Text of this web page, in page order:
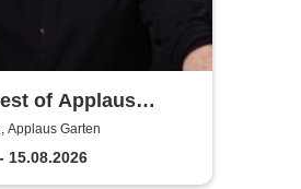
of Applaus
Applaus Garten
15.08.2026